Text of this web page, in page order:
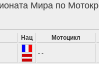
Мира по
Нац Мотоцикл
- -